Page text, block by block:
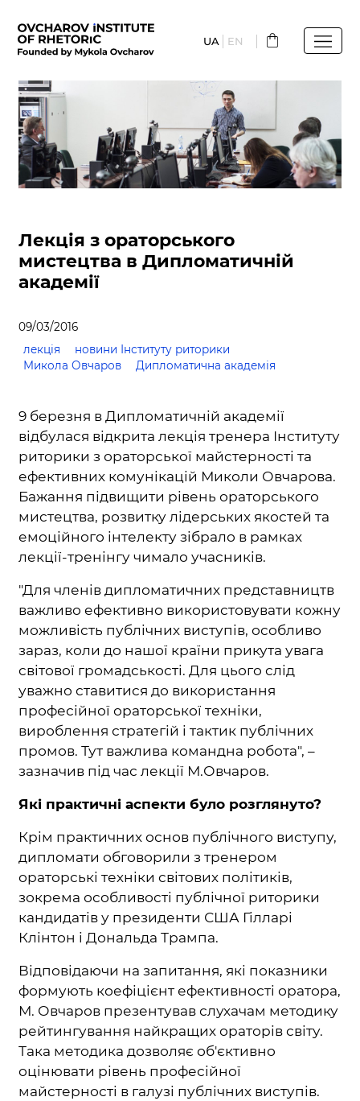
основного
UA EN
Лекція з ораторського
мистецтва в Дипломатичній
академії
09/03/2016
лекція
новини Інституту риторики
Микола Овчаров
Дипломатична академія
9 березня в Дипломатичній академії
відбулася відкрита лекція тренера Інституту
риторики з ораторської майстерності та
ефективних комунікацій Миколи Овчарова.
Бажання підвищити рівень ораторського
мистецтва, розвитку лідерських якостей та
емоційного інтелекту зібрало в рамках
лекції-тренінгу чимало учасників.
"Для членів дипломатичних представництв
важливо ефективно використовувати кожну
можливість публічних виступів, особливо
зараз, коли до нашої країни прикута увага
світової громадськості. Для цього слід
уважно ставитися до використання
професійної ораторської техніки,
вироблення стратегій і тактик публічних
промов. Тут важлива командна робота", –
зазначив під час лекції М.Овчаров.
Які практичні аспекти було розглянуто?
Крім практичних основ публічного виступу,
дипломати обговорили з тренером
ораторські техніки світових політиків,
зокрема особливості публічної риторики
кандидатів у президенти США Гілларі
Клінтон і Дональда Трампа.
Відповідаючи на запитання, які показники
формують коефіцієнт ефективності оратора,
М. Овчаров презентував слухачам методику
рейтингування найкращих ораторів світу.
Така методика дозволяє об'єктивно
оцінювати рівень професійної
майстерності в галузі публічних виступів.